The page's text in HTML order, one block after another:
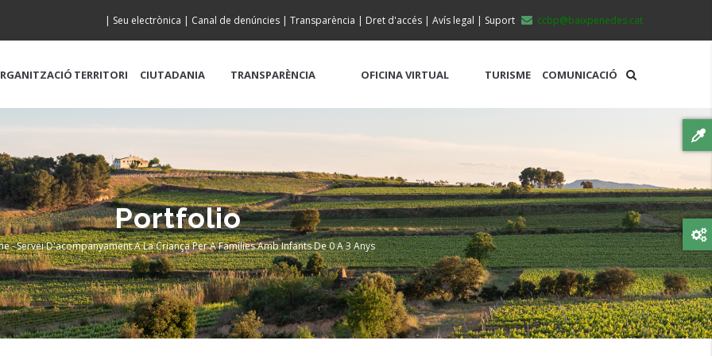
ccbp@baixpenedes.cat
| Seu electrònica | Canal de denúncies | Transparència | Dret d'accés | Avís legal | Suport
TERRITORI CIUTADANIA TRANSPARÈNCIA OFICINA VIRTUAL TURISME COMUNICACIÓ
Portfolio
-Servei D'acompanyament A La Criança Per A Famílies Amb Infants De 0 A 3 Anys